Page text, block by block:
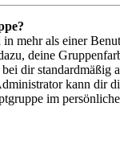
mehr als einer
deine
dir standardmäßig
kann dir
im